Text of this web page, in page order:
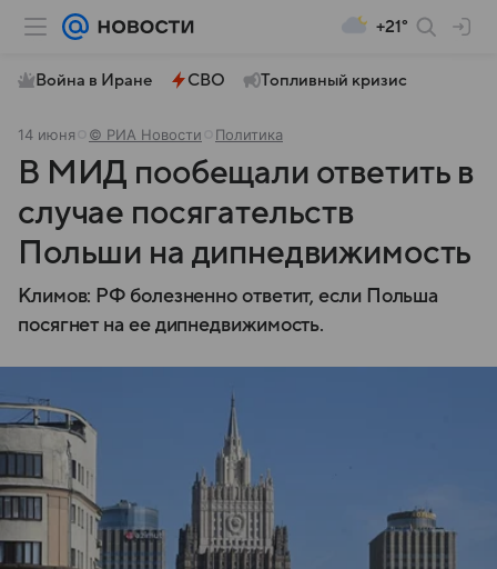
+21°
Война в Иране СВО Топливный кризис
14 июня © РИА Новости Политика
В МИД пообещали ответить в
случае посягательств
Польши на дипнедвижимость
Климов: РФ болезненно ответит, если Польша
посягнет на ее дипнедвижимость.